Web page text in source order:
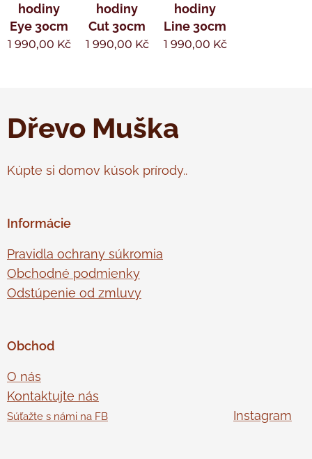
hodiny
Eye 30cm
1 990,00 Kč
hodiny
Cut 30cm
1 990,00 Kč
hodiny
Line 30cm
1 990,00 Kč
Dřevo Muška
Kúpte si domov kúsok prírody..
Informácie
Pravidla ochrany súkromia
Obchodné podmienky
Odstúpenie od zmluvy
Obchod
O nás
Kontaktujte nás
Súťažte s námi na FB Instagram